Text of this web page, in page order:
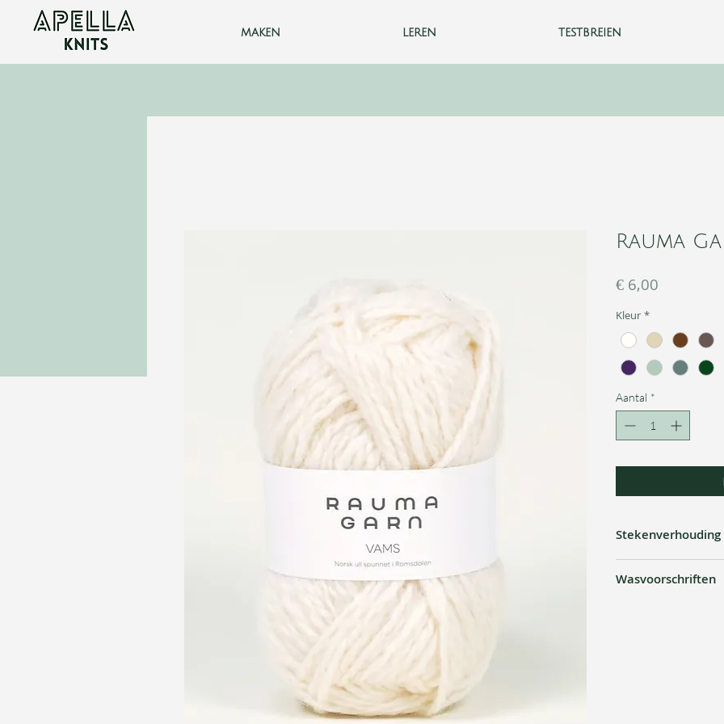
maken leren testbreien
Rauma
€ 6,00
Kleur*
Aantal *
Stekenverhouding
Wasvoorschriften